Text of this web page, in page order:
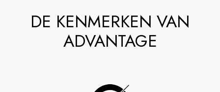
DE KENMERKEN VAN
ADVANTAGE